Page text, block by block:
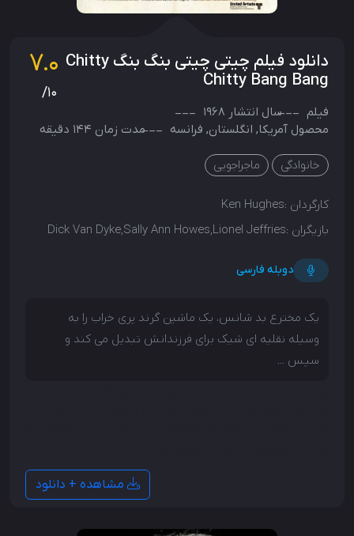
دانلود فیلم چیتی چیتی بنگ بنگ Chitty
Chitty Bang Bang
7.0
/10
فیلم سال انتشار 1968
محصول آمریکا, انگلستان, فرانسه مدت زمان 144 دقیقه
خانوادگی ماجراجویی
کارگردان :Ken Hughes
بازیگران :Dick Van Dyke,Sally Ann Howes,Lionel Jeffries
دوبله فارسی
یک مخترع بد شانس، یک ماشین گرند پری خراب را به
وسیله نقلیه ای شیک برای فرزندانش تبدیل می کند و
سپس ...
مشاهده + دانلود